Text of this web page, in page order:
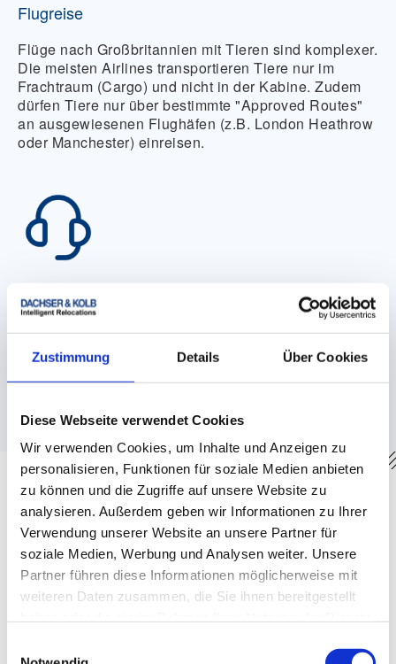
Zustimmung Details Über Cookies
Diese Webseite verwendet Cookies
Wir verwenden Cookies, um Inhalte und Anzeigen zu
personalisieren, Funktionen für soziale Medien anbieten
zu können und die Zugriffe auf unsere Website zu
analysieren. Außerdem geben wir Informationen zu Ihrer
Verwendung unserer Website an unsere Partner für
soziale Medien, Werbung und Analysen weiter. Unsere
Partner führen diese Informationen möglicherweise mit
weiteren Daten zusammen, die Sie ihnen bereitgestellt
Flugreise
Flüge nach Großbritannien mit Tieren sind komplexer.
Die meisten Airlines transportieren Tiere nur im
Frachtraum (Cargo) und nicht in der Kabine. Zudem
dürfen Tiere nur über bestimmte "Approved Routes"
an ausgewiesenen Flughäfen (z.B. London Heathrow
oder Manchester) einreisen.
DACHSER & KOLB Support
Integration Ihres Tiertransports in das Gesamt-
Umzugskonzept. Koordination mit Spedition, Airline,
Fähranbieter und gegebenenfalls Animal Reception
Centres und Terminsteuerung (Impfungen,
2.
Check-in beim Transportunternehmen